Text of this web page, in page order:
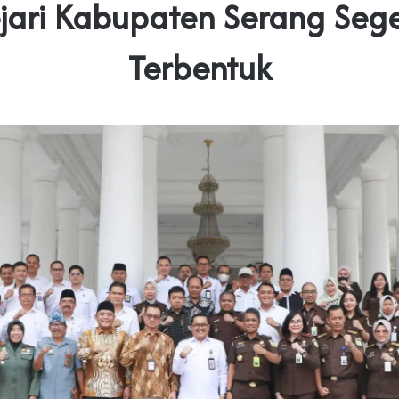
Kabupaten Serang
Terbentuk